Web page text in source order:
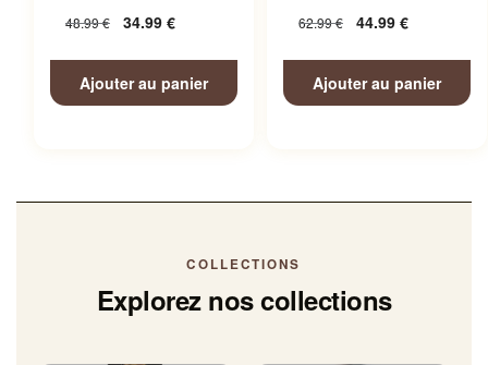
48.99€ 34.99 €
Ajouter au panier
62.99€ 44.99 €
Ajouter au panier
COLLECTIONS
Explorez nos collections